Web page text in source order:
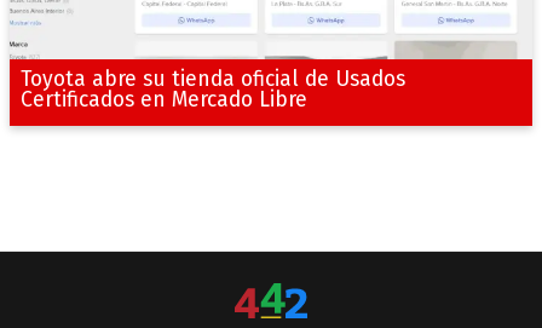
Toyota abre su tienda oficial de Usados
Certificados en Mercado Libre